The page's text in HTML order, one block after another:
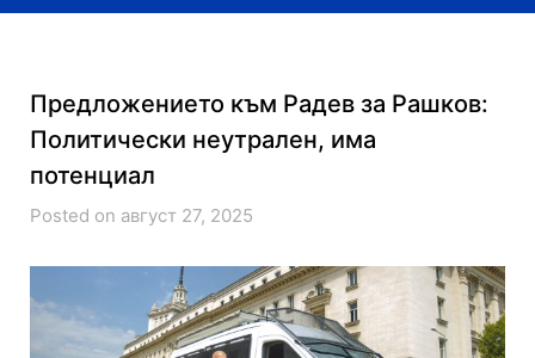
Предложението към Радев за Рашков:
Политически неутрален, има
потенциал
Posted on август 27, 2025